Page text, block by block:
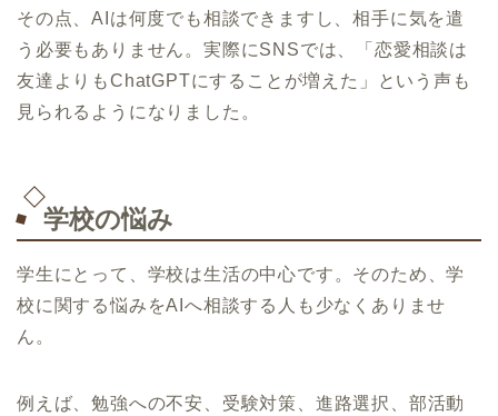
その点、AIは何度でも相談できますし、相手に気を遣
う必要もありません。実際にSNSでは、「恋愛相談は
友達よりもChatGPTにすることが増えた」という声も
見られるようになりました。
学校の悩み
学生にとって、学校は生活の中心です。そのため、学
校に関する悩みをAIへ相談する人も少なくありませ
ん。
例えば、勉強への不安、受験対策、進路選択、部活動